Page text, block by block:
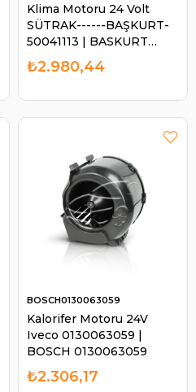
Klima Motoru 24 Volt
SÜTRAK------BAŞKURT-
50041113 | BASKURT
50041113
₺2.980,44
Kalorifer Motoru 24V
Iveco 0130063059 |
BOSCH 0130063059
BOSCH0130063059
₺2.306,17